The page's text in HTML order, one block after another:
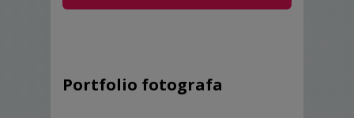
Portfolio fotografa